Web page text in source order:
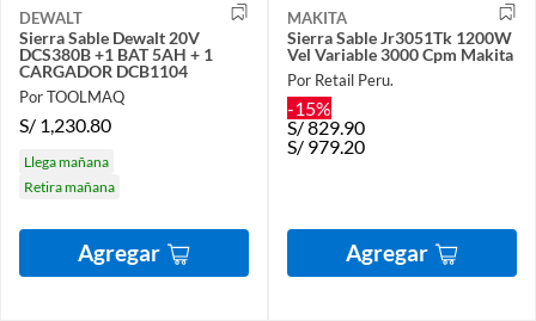
DEWALT
Sierra Sable Dewalt 20V
DCS380B +1 BAT 5AH + 1
CARGADOR DCB1104
Por TOOLMAQ
S/ 1,230.80
Llega mañana
Retira mañana
Agregar
MAKITA
Sierra Sable Jr3051Tk 1200W
Vel Variable 3000 Cpm Makita
Por Retail Peru.
-15%
S/829.90
S/ 979.20
Agregar